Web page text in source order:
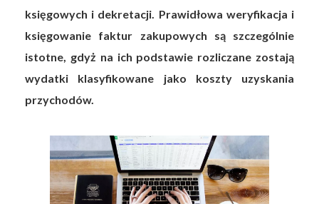
księgowych i dekretacji. Prawidłowa weryfikacja i
księgowanie faktur zakupowych są szczególnie
istotne, gdyż na ich podstawie rozliczane zostają
wydatki klasyfikowane jako koszty uzyskania
przychodów.